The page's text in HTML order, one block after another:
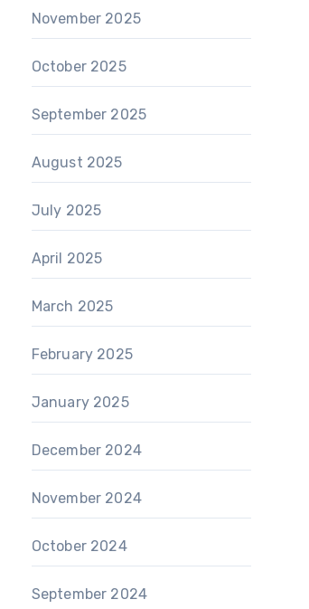
November 2025
October 2025
September 2025
August 2025
July 2025
April 2025
March 2025
February 2025
January 2025
December 2024
November 2024
October 2024
September 2024